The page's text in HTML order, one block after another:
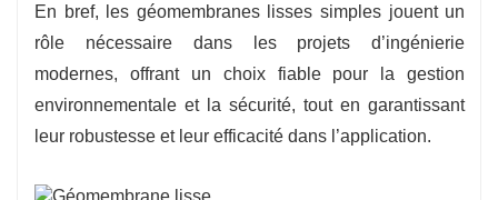
En bref, les géomembranes lisses simples jouent un
rôle nécessaire dans les projets d’ingénierie
modernes, offrant un choix fiable pour la gestion
environnementale et la sécurité, tout en garantissant
leur robustesse et leur efficacité dans l’application.